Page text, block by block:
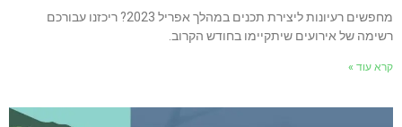
מחפשים רעיונות ליצירת תכנים במהלך אפריל 2023? ריכזנו עבורכם
רשימה של אירועים שיתקיימו בחודש הקרוב.
קרא עוד »